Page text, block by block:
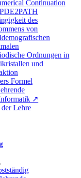
Continuation
des
von
Ordnungen in
und
Formel
↗
Lehre